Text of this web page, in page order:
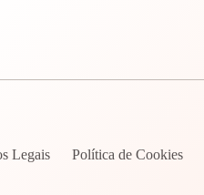
Legais Política de Cookies